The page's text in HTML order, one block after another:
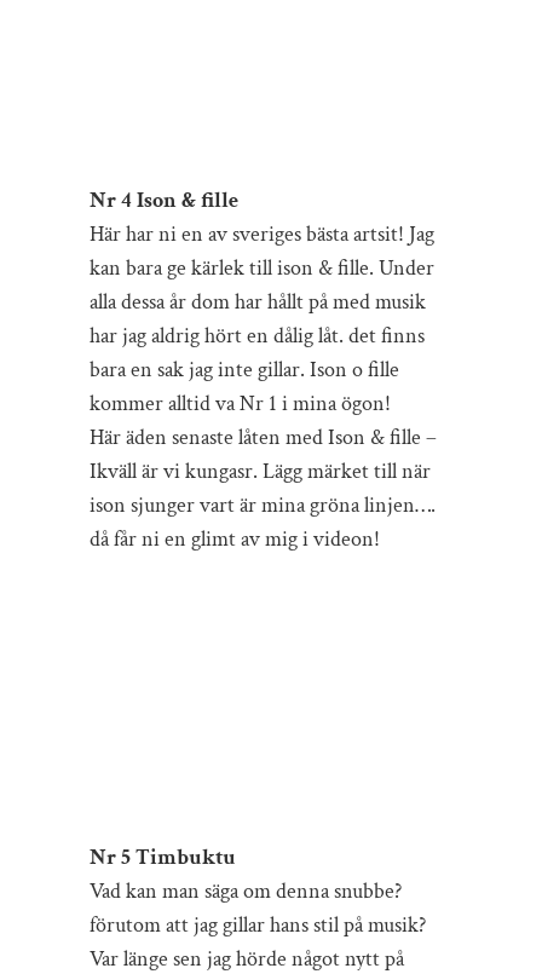
Nr 4 Ison & fille
Här har ni en av sveriges bästa artsit! Jag
kan bara ge kärlek till ison & fille. Under
alla dessa år dom har hållt på med musik
har jag aldrig hört en dålig låt. det finns
bara en sak jag inte gillar. Ison o fille
kommer alltid va Nr 1 i mina ögon!
Här äden senaste låten med Ison & fille –
Ikväll är vi kungasr. Lägg märket till när
ison sjunger vart är mina gröna linjen….
då får ni en glimt av mig i videon!
Nr 5 Timbuktu
Vad kan man säga om denna snubbe?
förutom att jag gillar hans stil på musik?
Var länge sen jag hörde något nytt på